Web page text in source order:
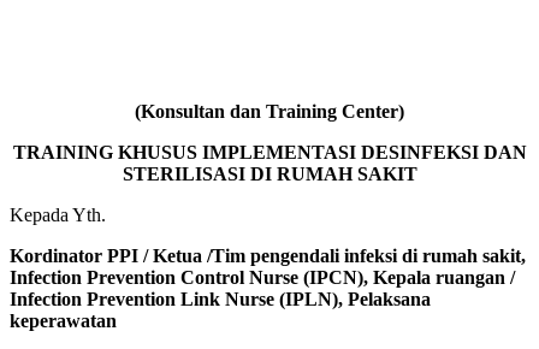
(Konsultan dan Training Center)
TRAINING KHUSUS IMPLEMENTASI DESINFEKSI DAN
STERILISASI DI RUMAH SAKIT
Kepada Yth.
Kordinator PPI / Ketua /Tim pengendali infeksi di rumah sakit,
Infection Prevention Control Nurse (IPCN), Kepala ruangan /
Infection Prevention Link Nurse (IPLN), Pelaksana
keperawatan